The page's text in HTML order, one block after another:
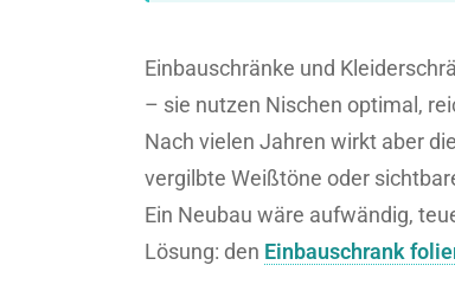
Einbauschränke und
– sie nutzen Nischen optimal,
Nach vielen Jahren wirkt aber
vergilbte Weißtöne oder
Ein Neubau wäre aufwändig,
Lösung: den Einbauschrank